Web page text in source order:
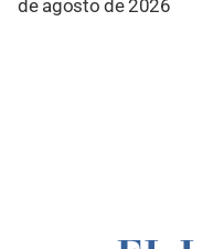
de agosto de 2026